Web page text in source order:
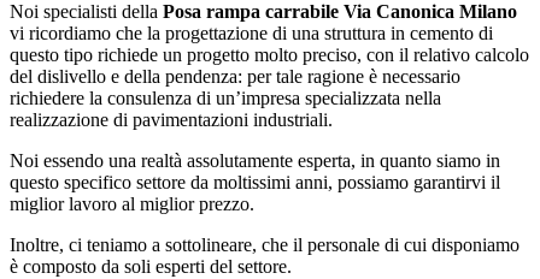
Noi specialisti della Posa rampa carrabile Via Canonica Milano
vi ricordiamo che la progettazione di una struttura in cemento di
questo tipo richiede un progetto molto preciso, con il relativo calcolo
del dislivello e della pendenza: per tale ragione è necessario
richiedere la consulenza di un’impresa specializzata nella
realizzazione di pavimentazioni industriali.
Noi essendo una realtà assolutamente esperta, in quanto siamo in
questo specifico settore da moltissimi anni, possiamo garantirvi il
miglior lavoro al miglior prezzo.
Inoltre, ci teniamo a sottolineare, che il personale di cui disponiamo
è composto da soli esperti del settore.